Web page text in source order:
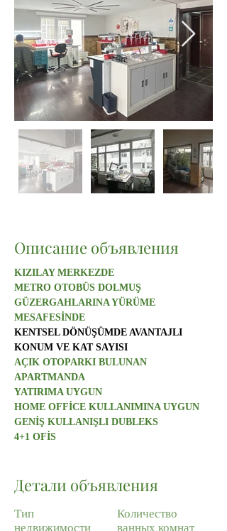
Описание объявления
KIZILAY MERKEZDE
METRO OTOBÜS DOLMUŞ
GÜZERGAHLARINA YÜRÜME
MESAFESİNDE
KENTSEL DÖNÜŞÜMDE AVANTAJLI
KONUM VE KAT SAYISI
AÇIK OTOPARKI BULUNAN
APARTMANDA
YATIRIMA UYGUN
HOME OFFİCE KULLANIMINA UYGUN
GENİŞ KULLANIŞLI DUBLEKS
4+1 OFİS
Детали объявления
Тип
недвижимости
Количество
ванных комнат